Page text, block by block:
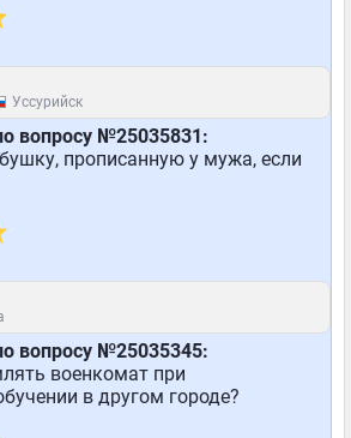
Уссурийск
вопросу №25035831:
прописанную у мужа, если
вопросу №25035345:
военкомат при
в другом городе?